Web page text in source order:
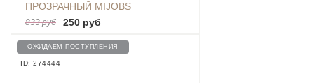
ПРОЗРАЧНЫЙ MIJOBS
TRANSPARENT ДЛЯ BAND 3/4,
PINK
833 руб 250 руб
ОЖИДАЕМ ПОСТУПЛЕНИЯ
ID: 274444